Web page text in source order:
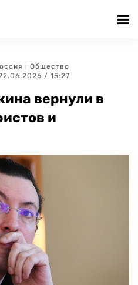
Общество
22.06.2026 / 15:27
вернули в
и